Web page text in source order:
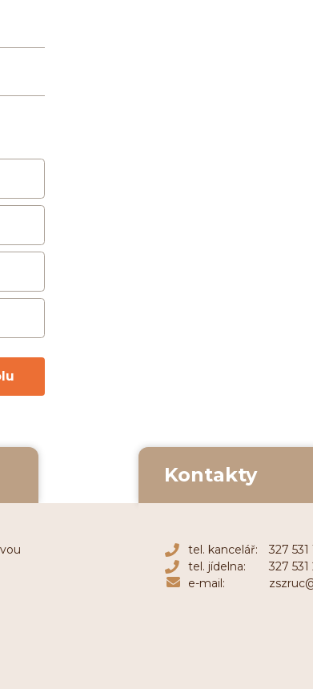
Kontakty
tel. kancelář:
327 531
tel. jídelna:
327 531
e-mail: